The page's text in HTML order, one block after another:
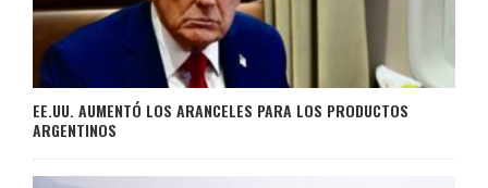
EE.UU. AUMENTÓ LOS ARANCELES PARA LOS PRODUCTOS
ARGENTINOS